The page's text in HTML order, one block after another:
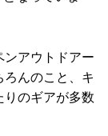
アウトドアー
んのこと、キ
のギアが多数